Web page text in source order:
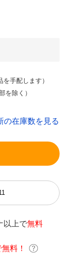
を手配します）
を除く）
の在庫数を見る
以上で無料
料！